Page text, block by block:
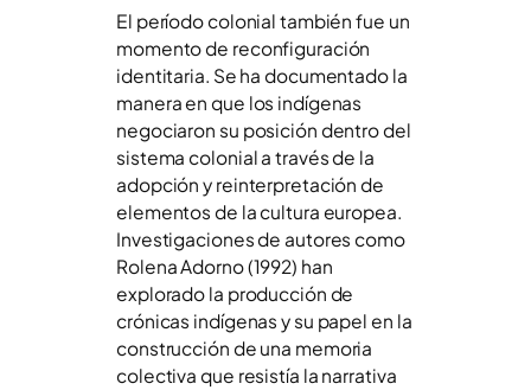
El período colonial también fue un
momento de reconfiguración
identitaria. Se ha documentado la
manera en que los indígenas
negociaron su posición dentro del
sistema colonial a través de la
adopción y reinterpretación de
elementos de la cultura europea.
Investigaciones de autores como
Rolena Adorno (1992) han
explorado la producción de
crónicas indígenas y su papel en la
construcción de una memoria
colectiva que resistía la narrativa